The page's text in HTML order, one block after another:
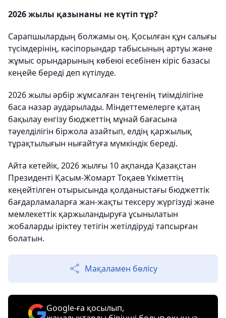
2026 жылы қазынаны не күтіп тұр?
Сарапшылардың болжамы оң. Қосылған құн салығы
түсімдерінің, кәсіпорындар табысының артуы және
жұмыс орындарының көбеюі есебінен кіріс базасы
кеңейе береді деп күтілуде.
2026 жылы әрбір жұмсалған теңгенің тиімділігіне
баса назар аударылады. Міндеттемелерге қатаң
бақылау енгізу бюджеттің мұнай бағасына
тәуелділігін біржола азайтып, елдің қаржылық
тұрақтылығын нығайтуға мүмкіндік береді.
Айта кетейік, 2026 жылғы 10 ақпанда Қазақстан
Президенті Қасым-Жомарт Тоқаев Үкіметтің
кеңейтілген отырысында қолданыстағы бюджеттік
бағдарламаларға жан-жақты тексеру жүргізуді және
мемлекеттік қаржыландыруға ұсынылатын
жобаларды іріктеу тетігін жетілдіруді тапсырған
болатын.
Мақаламен бөлісу
Google-ға қосылып,